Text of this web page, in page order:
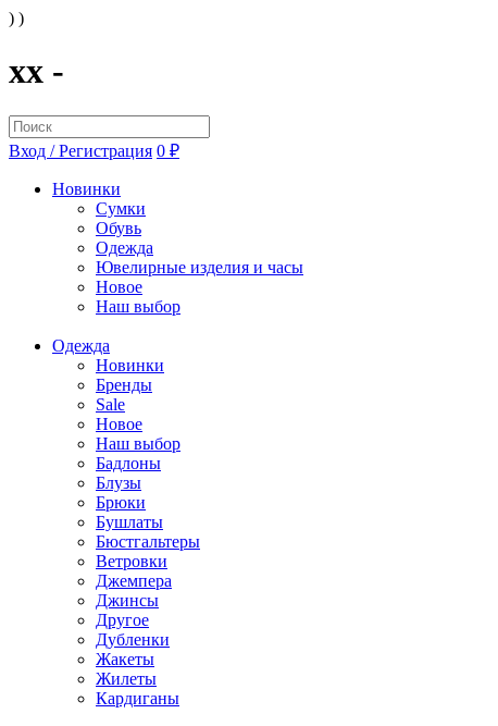
) )
xx -
Вход / Регистрация 0 ₽
Новинки
Сумки
Обувь
Одежда
Ювелирные изделия и часы
Новое
Наш выбор
Одежда
Новинки
Бренды
Sale
Новое
Наш выбор
Бадлоны
Блузы
Брюки
Бушлаты
Бюстгальтеры
Ветровки
Джемпера
Джинсы
Другое
Дубленки
Жакеты
Жилеты
Кардиганы